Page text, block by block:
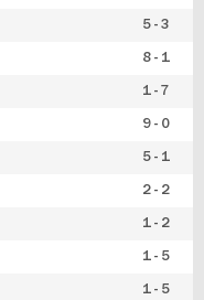
5 - 3
8 - 1
1 - 7
9 - 0
5 - 1
2 - 2
1 - 2
1 - 5
1 - 5